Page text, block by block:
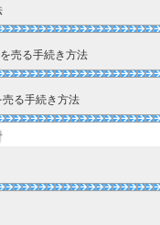
売る手続き方法
る手続き方法